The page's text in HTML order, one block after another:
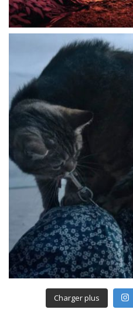
Charger plus